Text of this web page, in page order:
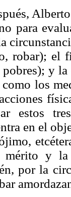
para
robar); el
y
los
estos
en el
y la
por la